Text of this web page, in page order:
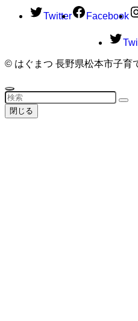
Twitter Facebook
© はぐまつ 長野県松本市子育
閉じる